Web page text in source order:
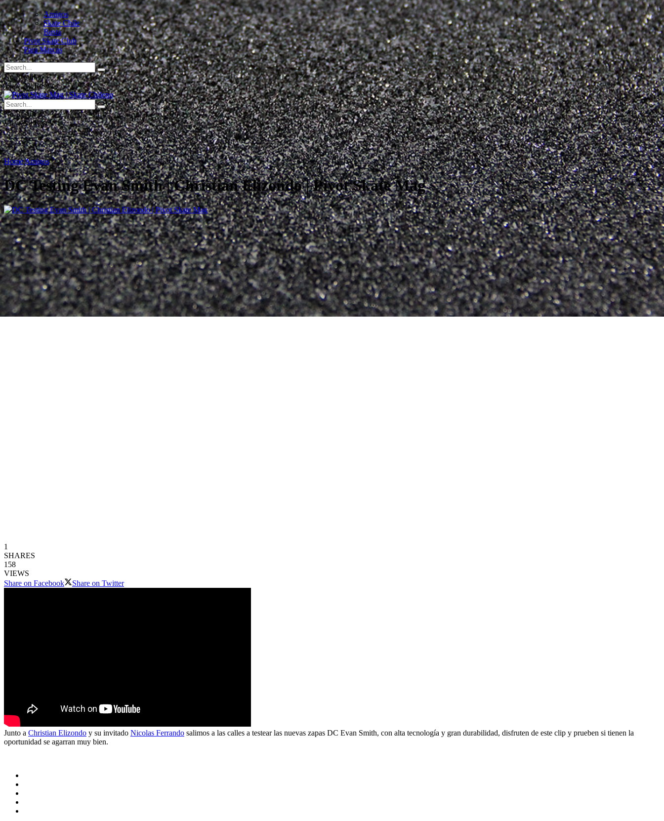
Amigos
Skate Chile
Busta
Pivot Skate Club
Para Marcas
No Result
View All Result
No Result
View All Result
HomeAmigos
DC Testing Evan Smith | Christian Elizondo | Pivot Skate Mag
1
SHARES
158
VIEWS
Share on Facebook
Share on Twitter
Junto a Christian Elizondo y su invitado Nicolas Ferrando salimos a las calles a testear las nuevas zapas DC Evan Smith, con alta tecnología y gran durabilidad, disfruten de este clip y prueben si tienen la
oportunidad se agarran muy bien.